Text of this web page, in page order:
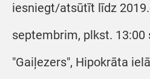
iesniegt/atsūtīt līdz
septembrim, plkst. 13:00
"Gaiļezers", Hipokrāta